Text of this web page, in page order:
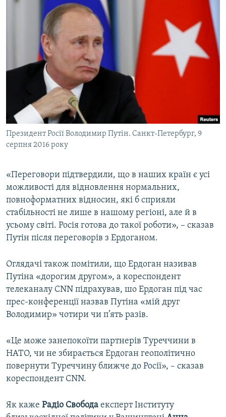
Президент Росії Володимир Путін. Санкт-Петербург, 9
серпня 2016 року
«Переговори підтвердили, що в наших країн є усі
можливості для відновлення нормальних,
повноформатних відносин, які б сприяли
стабільності не лише в нашому регіоні, але й в
усьому світі. Росія готова до такої роботи», – сказав
Путін після переговорів з Ердоганом.
Оглядачі також помітили, що Ердоган називав
Путіна «дорогим другом», а кореспондент
телеканалу CNN підрахував, шо Ердоган під час
прес-конференції назвав Путіна «мій друг
Володимир» чотири чи п’ять разів.
«Це може занепокоїти партнерів Туреччини в
НАТО, чи не збирається Ердоган геополітично
повернути Туреччину ближче до Росії», – сказав
кореспондент CNN.
Як каже Радіо Свобода експерт Інституту